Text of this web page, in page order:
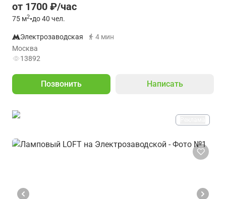
от 1700 ₽/час
75 м2•до 40 чел.
Электрозаводская
4 мин
Москва
13892
Позвонить Написать